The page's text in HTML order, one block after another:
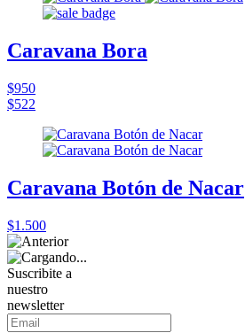
Caravana Bora
$950
$522
Caravana Botón de Nacar
$1.500
Suscribite a
nuestro
newsletter